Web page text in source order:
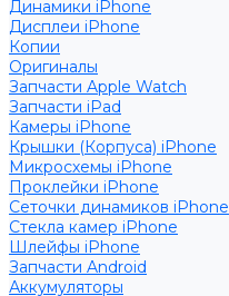
Динамики iPhone
Дисплеи iPhone
Копии
Оригиналы
Запчасти Apple Watch
Запчасти iPad
Камеры iPhone
Крышки (Корпуса) iPhone
Микросхемы iPhone
Проклейки iPhone
Сеточки динамиков iPhone
Стекла камер iPhone
Шлейфы iPhone
Запчасти Android
Аккумуляторы